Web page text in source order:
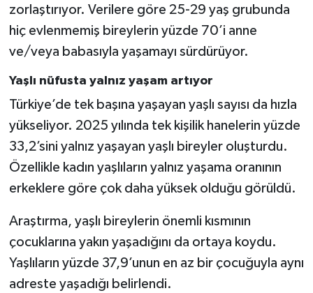
zorlaştırıyor. Verilere göre 25-29 yaş grubunda
hiç evlenmemiş bireylerin yüzde 70’i anne
ve/veya babasıyla yaşamayı sürdürüyor.
Yaşlı nüfusta yalnız yaşam artıyor
Türkiye’de tek başına yaşayan yaşlı sayısı da hızla
yükseliyor. 2025 yılında tek kişilik hanelerin yüzde
33,2’sini yalnız yaşayan yaşlı bireyler oluşturdu.
Özellikle kadın yaşlıların yalnız yaşama oranının
erkeklere göre çok daha yüksek olduğu görüldü.
Araştırma, yaşlı bireylerin önemli kısmının
çocuklarına yakın yaşadığını da ortaya koydu.
Yaşlıların yüzde 37,9’unun en az bir çocuğuyla aynı
adreste yaşadığı belirlendi.